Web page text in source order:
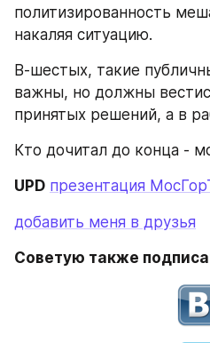
политизированность
накаляя ситуацию.
В-шестых, такие
важны, но должны
принятых решений, а в
Кто дочитал до конца -
UPD презентация
добавить меня в друзья
Советую также